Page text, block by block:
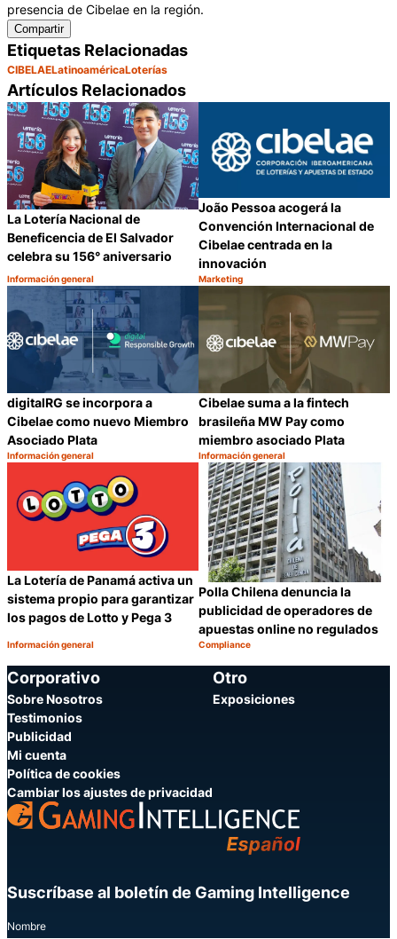
presencia de Cibelae en la región.
Compartir
Etiquetas Relacionadas
CIBELAELatinoaméricaLoterías
Artículos Relacionados
La Lotería Nacional de
Beneficencia de El Salvador
celebra su 156° aniversario
Categoría:
Información general
Compartir
João Pessoa acogerá la
Convención Internacional de
Cibelae centrada en la
innovación
Categoría:
Marketing
digitalRG se incorpora a
Cibelae como nuevo Miembro
Asociado Plata
Categoría:
Información general
Compartir
Cibelae suma a la fintech
brasileña MW Pay como
miembro asociado Plata
Categoría:
Información general
La Lotería de Panamá activa un
sistema propio para garantizar
los pagos de Lotto y Pega 3
Categoría:
Información general
Compartir
Polla Chilena denuncia la
publicidad de operadores de
apuestas online no regulados
Categoría:
Compliance
Corporativo
Sobre Nosotros
Testimonios
Publicidad
Mi cuenta
Política de cookies
Cambiar los ajustes de privacidad
Otro
Exposiciones
Suscríbase al boletín de Gaming Intelligence
Nombre